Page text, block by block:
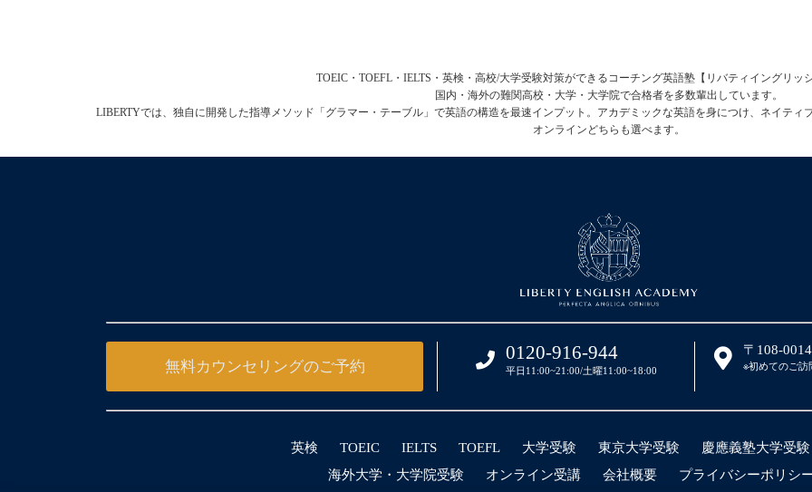
TOEIC・TOEFL・IELTS・英検・高校/大学受験対策ができるコーチング英語塾【リバティイングリッ
国内・海外の難関高校・大学・大学院で合格者を多数輩出しています。
LIBERTYでは、独自に開発した指導メソッド「グラマー・テーブル」で英語の構造を最速インプット。アカデミックな英語を身につけ、ネイティ
オンラインどちらも選べます。
無料カウンセリングのご予約
0120-916-944
平日11:00~21:00/土曜11:00~18:00
〒108-
※初めてのご訪
英検 TOEIC IELTS TOEFL 大学受験 東京大学受験 慶應義塾大学受験
海外大学・大学院受験
オンライン受講 会社概要 プライバシーポリシ